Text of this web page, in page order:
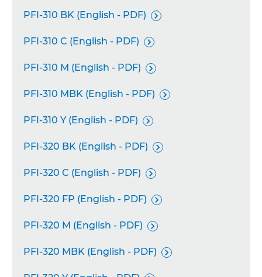
PFI-310 BK (English - PDF) 
PFI-310 C (English - PDF) 
PFI-310 M (English - PDF) 
PFI-310 MBK (English - PDF) 
PFI-310 Y (English - PDF) 
PFI-320 BK (English - PDF) 
PFI-320 C (English - PDF) 
PFI-320 FP (English - PDF) 
PFI-320 M (English - PDF) 
PFI-320 MBK (English - PDF) 